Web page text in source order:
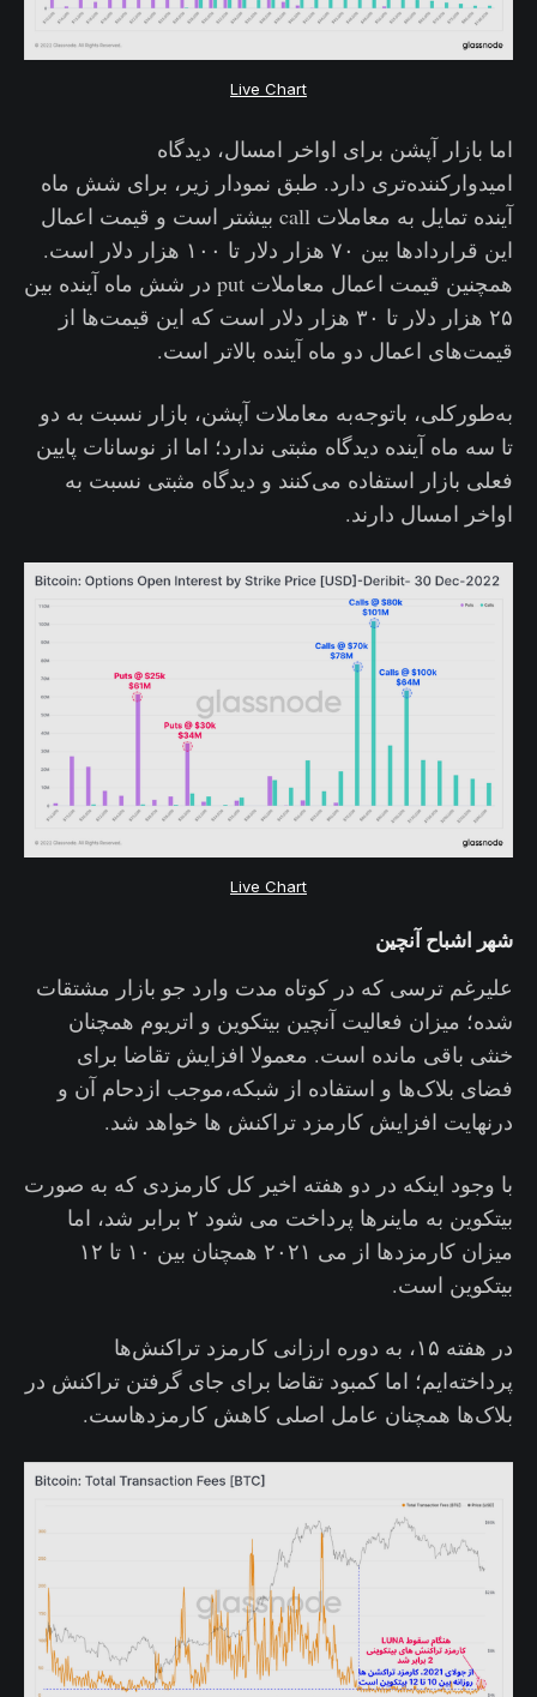
Live Chart
اما بازار آپشن برای اواخر امسال، دیدگاه
امیدوارکننده‌تری دارد. طبق نمودار زیر، برای شش ماه
آینده تمایل به معاملات call بیشتر است و قیمت اعمال
این قراردادها بین ۷۰ هزار دلار تا ۱۰۰ هزار دلار است.
همچنین قیمت اعمال معاملات put در شش ماه آینده بین
۲۵ هزار دلار تا ۳۰ هزار دلار است که این قیمت‌ها از
قیمت‌های اعمال دو ماه آینده بالاتر است.
به‌طورکلی، باتوجه‌به معاملات آپشن، بازار نسبت به دو
تا سه ماه آینده دیدگاه مثبتی ندارد؛ اما از نوسانات پایین
فعلی بازار استفاده می‌کنند و دیدگاه مثبتی نسبت به
اواخر امسال دارند.
Live Chart
شهر اشباح آنچین
علیرغم ترسی که در کوتاه مدت وارد جو بازار مشتقات
شده؛ میزان فعالیت آنچین بیتکوین و اتریوم همچنان
خنثی باقی مانده است. معمولا افزایش تقاضا برای
فضای بلاک‌ها و استفاده از شبکه،موجب ازدحام آن و
درنهایت افزایش کارمزد تراکنش ها خواهد شد.
با وجود اینکه در دو هفته اخیر کل کارمزدی که به صورت
بیتکوین به ماینرها پرداخت می شود ۲ برابر شد، اما
میزان کارمزدها از می ۲۰۲۱ همچنان بین ۱۰ تا ۱۲
بیتکوین است.
در هفته ۱۵، به دوره ارزانی کارمزد تراکنش‌ها
پرداخته‌ایم؛ اما کمبود تقاضا برای جای گرفتن تراکنش در
بلاک‌ها همچنان عامل اصلی کاهش کارمزدهاست.